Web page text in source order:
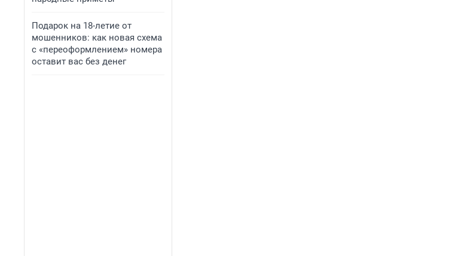
Подарок на 18-летие от
мошенников: как новая схема
с «переоформлением» номера
оставит вас без денег